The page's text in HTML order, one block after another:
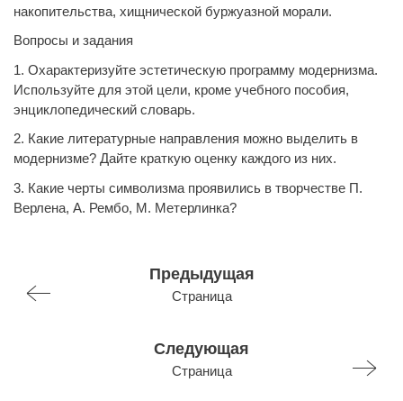
накопительства, хищнической буржуазной морали.
Вопросы и задания
1. Охарактеризуйте эстетическую программу модернизма.
Используйте для этой цели, кроме учебного пособия,
энциклопедический словарь.
2. Какие литературные направления можно выделить в
модернизме? Дайте краткую оценку каждого из них.
3. Какие черты символизма проявились в творчестве П.
Верлена, А. Рембо, М. Метерлинка?
Предыдущая
Страница
Следующая
Страница